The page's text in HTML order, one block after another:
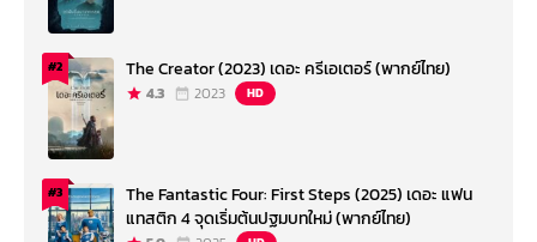
#2 The Creator (2023) เดอะ ครีเอเตอร์ (พากย์ไทย)
4.3 2023 HD
#3
The Fantastic Four: First Steps (2025) เดอะ แฟน
แทสติก 4 จุดเริ่มต้นปฐมบทใหม่ (พากย์ไทย)